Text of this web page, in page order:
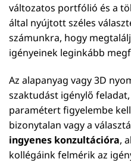
változatos portfólió és a
által nyújtott széles
számunkra, hogy
igényeinek leginkább
Az alapanyag vagy 3D
szaktudást igénylő
paramétert figyelembe
bizonytalan vagy a
ingyenes konzultációra,
kollégáink felmérik az